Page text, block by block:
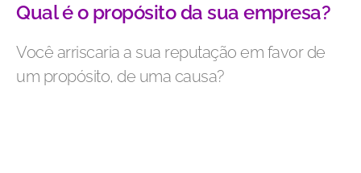
Qual é o propósito da sua empresa?
Você arriscaria a sua reputação em favor de
um propósito, de uma causa?